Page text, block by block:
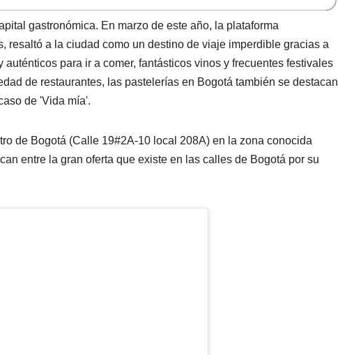
gastronómica. En marzo de este año, la plataforma
resaltó a la ciudad como un destino de viaje imperdible gracias a
para ir a comer, fantásticos vinos y frecuentes festivales
de restaurantes, las pastelerías en Bogotá también se destacan
de 'Vida mía'.
de Bogotá (Calle 19#2A-10 local 208A) en la zona conocida
entre la gran oferta que existe en las calles de Bogotá por su